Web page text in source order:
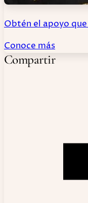
Obtén el apoyo
Conoce más
Compartir